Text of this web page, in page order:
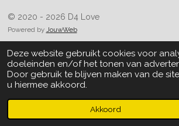
Deze website gebruikt cookies voor
doeleinden en/of het tonen van
Door gebruik te blijven maken van de
u hiermee akkoord.
Akkoord
© 2020 - 2026 D4 Love
Powered by JouwWeb
E-mailadres